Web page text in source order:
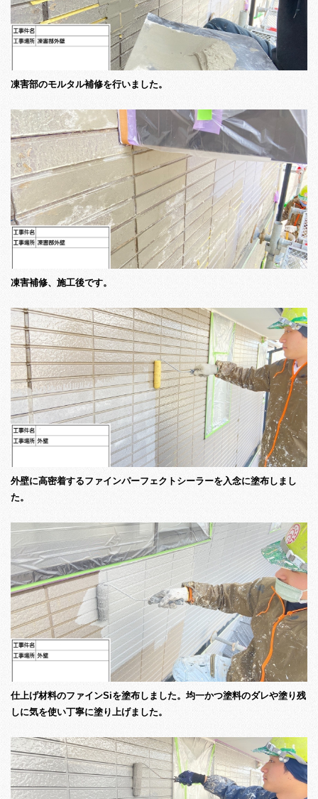
凍害部のモルタル補修を行いました。
凍害補修、施工後です。
外壁に高密着するファインパーフェクトシーラーを入念に塗布しまし
た。
仕上げ材料のファインSiを塗布しました。均一かつ塗料のダレや塗り残
しに気を使い丁寧に塗り上げました。